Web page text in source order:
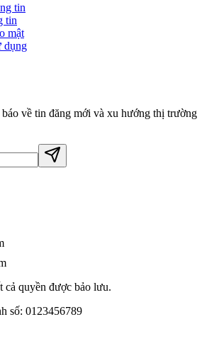
tin
tin
mật
dụng
về tin đăng mới và xu hướng thị trường
quyền được bảo lưu.
số: 0123456789